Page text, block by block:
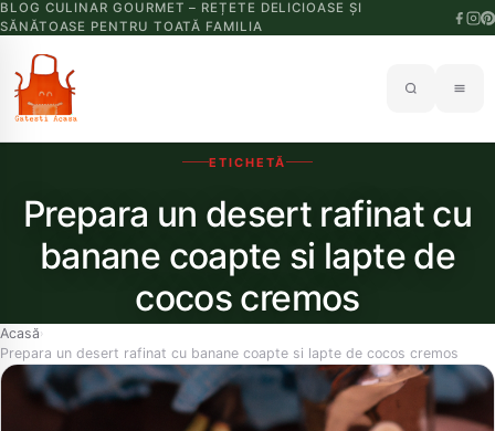
BLOG CULINAR GOURMET – REȚETE DELICIOASE ȘI
SĂNĂTOASE PENTRU TOATĂ FAMILIA
ETICHETĂ
Prepara un desert rafinat cu
banane coapte si lapte de
cocos cremos
Acasă›
Prepara un desert rafinat cu banane coapte si lapte de cocos cremos